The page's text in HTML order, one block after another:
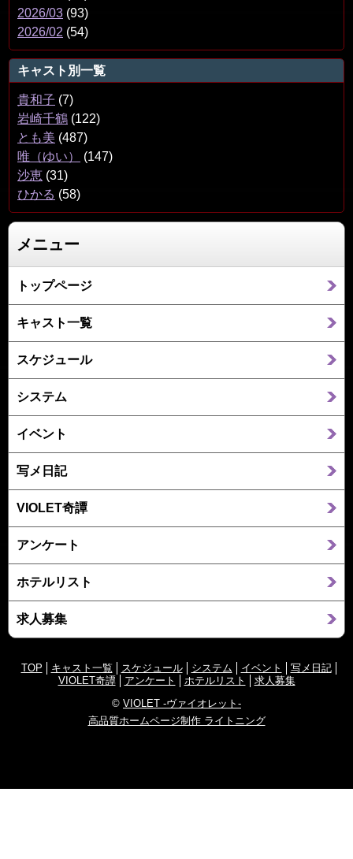
2026/03 (93)
2026/02 (54)
キャスト別一覧
貴和子 (7)
岩崎千鶴 (122)
とも美 (487)
唯（ゆい）
(147)
沙恵 (31)
ひかる (58)
メニュー
トップページ
キャスト一覧
スケジュール
システム
イベント
写メ日記
VIOLET奇譚
アンケート
ホテルリスト
求人募集
TOP キャスト一覧 スケジュール システム イベント
写メ日記
VIOLET奇譚
アンケート ホテルリスト
求人募集
© VIOLET -ヴァイオレット-
高品質ホームページ制作 ライトニング